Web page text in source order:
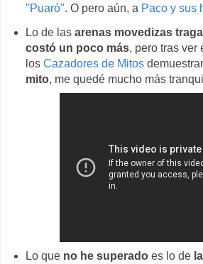
"Puaró". O pero aún, a Paco y sus
Lo de las arenas movedizas
costó un poco más, pero tras ver
los Cazadores de Mitos
mito, me quedé mucho más
Lo que no he superadoes lo de